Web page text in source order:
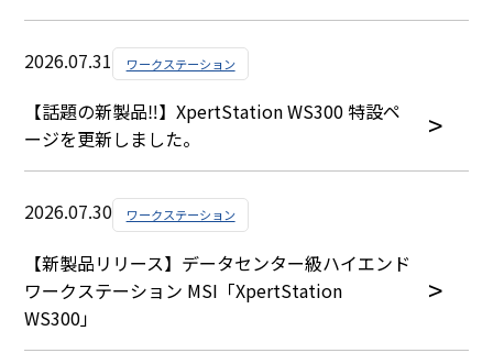
2026.07.31 ワークステーション
【話題の新製品‼】XpertStation WS300 特設ペ
ージを更新しました。
2026.07.30 ワークステーション
【新製品リリース】データセンター級ハイエンド
ワークステーション MSI「XpertStation
WS300」